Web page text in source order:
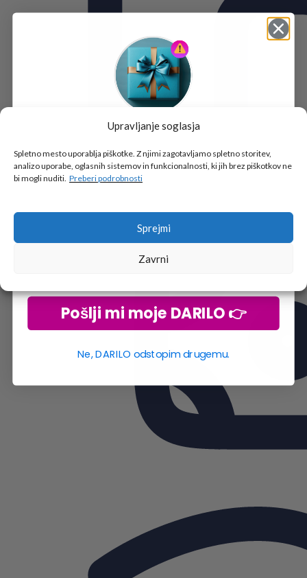
Upravljanje soglasja
Spletno mesto uporablja piškotke. Z njimi zagotavljamo spletno storitev,
analizo uporabe, oglasnih sistemov in funkcionalnosti, ki jih brez piškotkov ne
bi mogli nuditi. Preberi podrobnosti
Sprejmi
Zavrni
Tukaj je!
🎁 DARILO
Vpiši podatke za prejem darila
Pošlji mi moje DARILO 👉
Ne, DARILO odstopim drugemu.